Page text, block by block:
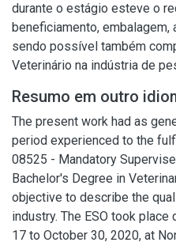
durante o estágio esteve o
beneficiamento, embalagem,
sendo possível também
Veterinário na indústria de
Resumo em outro
The present work had as
period experienced to the
08525 - Mandatory
Bachelor's Degree in
objective to describe the
industry. The ESO took
17 to October 30, 2020, at